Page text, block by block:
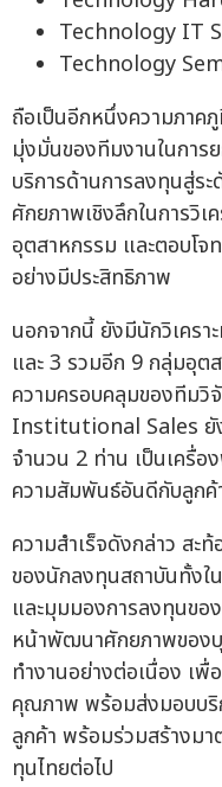
Technology IT
Technology
ถือเป็นอีกหนึ่งความภาค
มุ่งมั่นของทีมงานในการ
บริการด้านการลงทุนสู่ร
ศักยภาพเชิงลึกในการวิ
อุตสาหกรรม และตอบโ
อย่างมีประสิทธิภาพ
นอกจากนี้ ยังมีนักวิเคร
และ 3 รวมอีก 9 กลุ่มอุต
ความครอบคลุมของทีมวิ
Institutional Sales ยั
จำนวน 2 ท่าน เป็นเครื่
ความสัมพันธ์อันดีกับลูก
ความสำเร็จดังกล่าว สะ
ของนักลงทุนสถาบันทั้งใ
และมุมมองการลงทุนขอ
หน้าพัฒนาศักยภาพของบุ
ทำงานอย่างต่อเนื่อง เ
คุณภาพ พร้อมส่งมอบบริ
ลูกค้า พร้อมร่วมสร้างม
ทุนไทยต่อไป